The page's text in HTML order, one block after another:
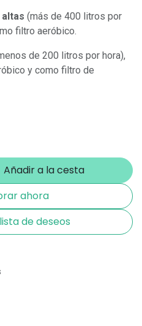
(más de 400 litros por
filtro aeróbico.
de 200 litros por hora),
y como filtro de
Añadir a la cesta
ahora
de deseos